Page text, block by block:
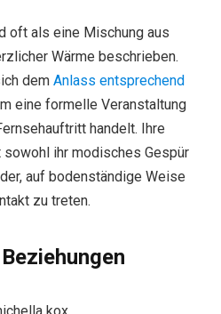
oft als eine Mischung aus
Wärme beschrieben.
dem Anlass entsprechend
eine formelle Veranstaltung
handelt. Ihre
ihr modisches Gespür
auf bodenständige Weise
zu treten.